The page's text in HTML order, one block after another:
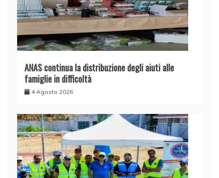
ANAS continua la distribuzione degli aiuti alle
famiglie in difficoltà
4 Agosto 2026